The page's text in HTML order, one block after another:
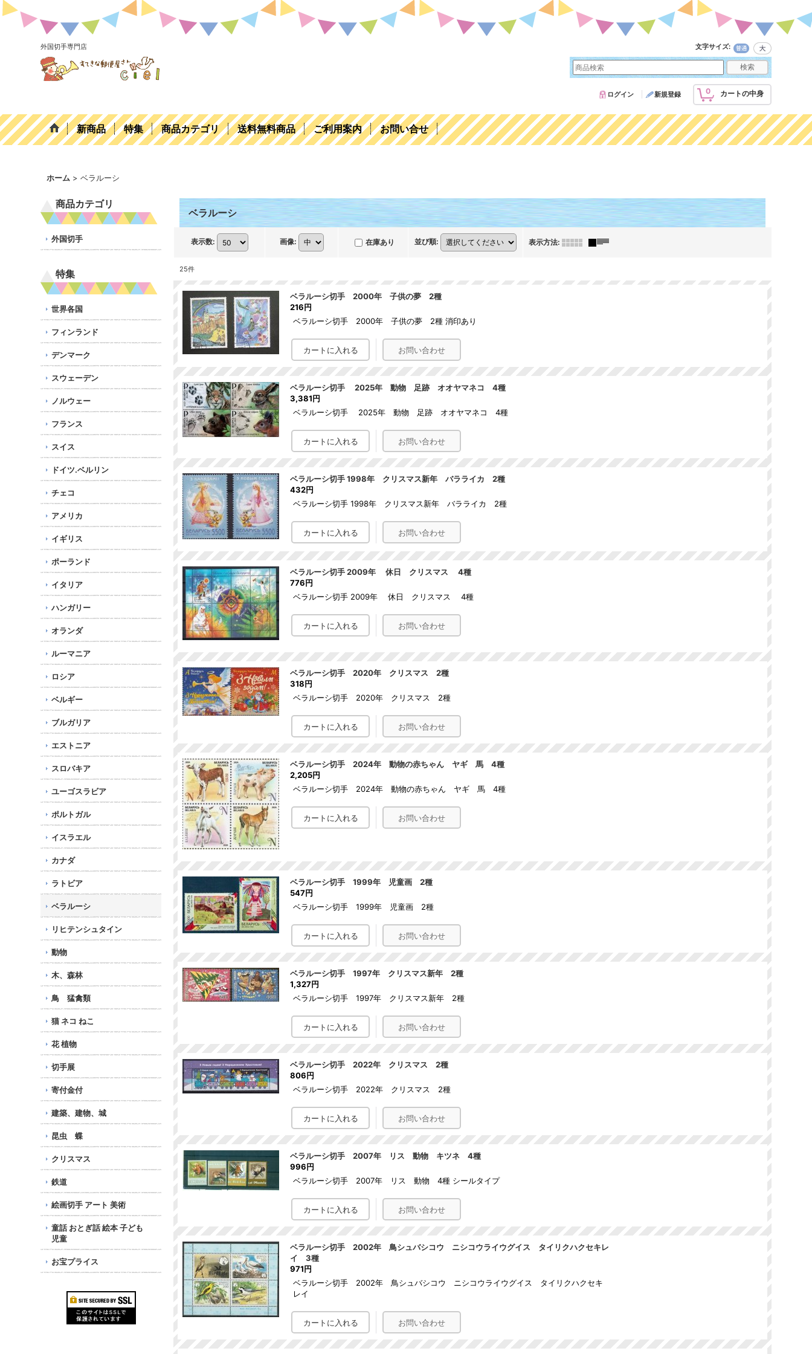
外国切手専門店 文字サイズ:
0 カートの中身
ログイン 新規登録
新商品 特集 商品カテゴリ 送料無料商品 ご利用案内 お問い合せ
ホーム > ベラルーシ
商品カテゴリ
外国切手
特集
世界各国
フィンランド
デンマーク
スウェーデン
ノルウェー
フランス
スイス
ドイツ.ベルリン
チェコ
アメリカ
イギリス
ポーランド
イタリア
ハンガリー
オランダ
ルーマニア
ロシア
ベルギー
ブルガリア
エストニア
スロバキア
ユーゴスラビア
ポルトガル
イスラエル
カナダ
ラトビア
ベラルーシ
リヒテンシュタイン
動物
木、森林
鳥 猛禽類
猫 ネコ ねこ
花 植物
切手展
寄付金付
建築、建物、城
昆虫 蝶
クリスマス
鉄道
絵画切手 アート 美術
童話 おとぎ話 絵本 子ども
児童
お宝プライス
ベラルーシ
表示数: 画像: 在庫あり 並び順: 表示方法:
25件
ベラルーシ切手 2000年 子供の夢 2種
216円
ベラルーシ切手 2000年 子供の夢 2種 消印あり
ベラルーシ切手 2025年 動物 足跡 オオヤマネコ 4種
3,381円
ベラルーシ切手 2025年 動物 足跡 オオヤマネコ 4種
ベラルーシ切手 1998年 クリスマス新年 バラライカ 2種
432円
ベラルーシ切手 1998年 クリスマス新年 バラライカ 2種
ベラルーシ切手 2009年 休日 クリスマス 4種
776円
ベラルーシ切手 2009年 休日 クリスマス 4種
ベラルーシ切手 2020年 クリスマス 2種
318円
ベラルーシ切手 2020年 クリスマス 2種
ベラルーシ切手 2024年 動物の赤ちゃん ヤギ 馬 4種
2,205円
ベラルーシ切手 2024年 動物の赤ちゃん ヤギ 馬 4種
ベラルーシ切手 1999年 児童画 2種
547円
ベラルーシ切手 1999年 児童画 2種
ベラルーシ切手 1997年 クリスマス新年 2種
1,327円
ベラルーシ切手 1997年 クリスマス新年 2種
ベラルーシ切手 2022年 クリスマス 2種
806円
ベラルーシ切手 2022年 クリスマス 2種
ベラルーシ切手 2007年 リス 動物 キツネ 4種
996円
ベラルーシ切手 2007年 リス 動物 4種 シールタイプ
ベラルーシ切手 2002年 鳥シュバシコウ ニシコウライウグイス タイリクハクセキレ
イ 3種
971円
ベラルーシ切手 2002年 鳥シュバシコウ ニシコウライウグイス タイリクハクセキ
レイ